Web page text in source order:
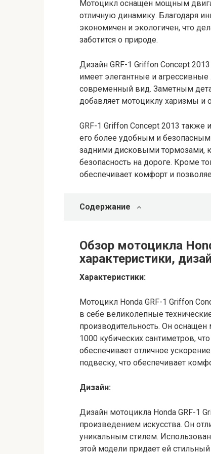
Мотоцикл оснащен мощным
отличную динамику. Благодаря
экономичен и экологичен, что
заботится о природе.
Дизайн GRF-1 Griffon Concept
имеет элегантные и
современный вид. Заметным
добавляет мотоциклу харизмы и
GRF-1 Griffon Concept 2013
его более удобным и
задними дисковыми тормозами,
безопасность на дороге. Кроме
обеспечивает комфорт и
Содержание
Обзор мотоцикла
характеристики,
Характеристики:
Мотоцикл Honda GRF-1 Griffon
в себе великолепные
производительность. Он
1000 кубических сантиметров,
обеспечивает отличное
подвеску, что обеспечивает
Дизайн:
Дизайн мотоцикла Honda GRF-1
произведением искусства. Он
уникальным стилем.
этой модели придает ей